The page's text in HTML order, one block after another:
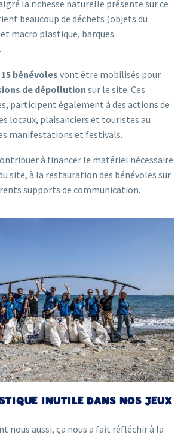
la richesse naturelle présente sur ce
beaucoup de déchets (objets du
macro plastique, barques
15 bénévoles vont être mobilisés pour
de dépollutionsur le site. Ces
participent également à des actions de
locaux, plaisanciers et touristes au
manifestations et festivals.
à financer le matériel nécessaire
site, à la restauration des bénévoles sur
supports de communication.
INUTILE DANS NOS JEUX
nous aussi, ça nous a fait réfléchir à la